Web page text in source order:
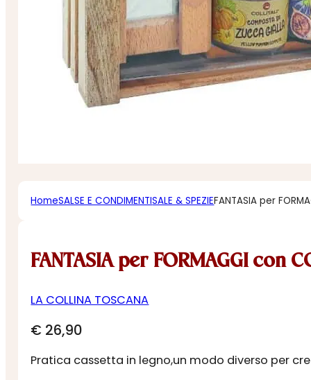
HomeSALSE E CONDIMENTISALE & SPEZIEFANTASIA per
FANTASIA per FORMAGGI con
LA COLLINA TOSCANA
€ 26,90
Pratica cassetta in legno,un modo diverso per